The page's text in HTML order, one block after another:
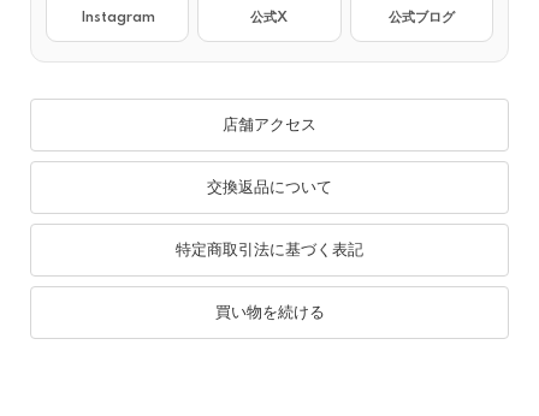
Instagram 公式X 公式ブログ
店舗アクセス
交換返品について
特定商取引法に基づく表記
買い物を続ける